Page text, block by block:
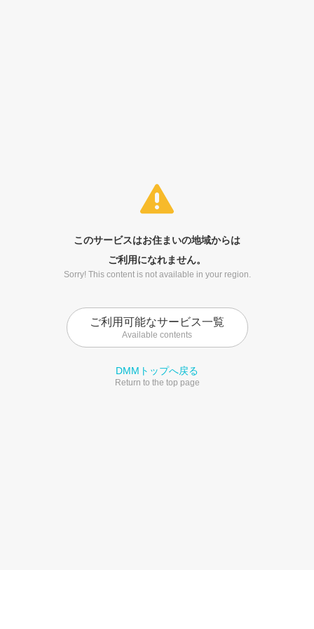
このサービスはお住まいの地域からは
ご利用になれません。
Sorry! This content is not available in your region.
ご利用可能なサービス一覧
Available contents
DMMトップへ戻る
Return to the top page